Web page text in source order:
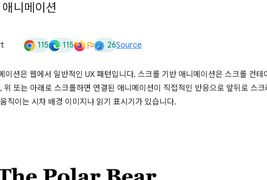
니메이션
115 115 26Source
이션은 웹에서 일반적인 UX 패턴입니다. 스크롤 기반 애니메이션은 스크롤 컨테
위 또는 아래로 스크롤하면 연결된 애니메이션이 직접적인 반응으로 앞뒤로 스
직이는 시차 배경 이미지나 읽기 표시기가 있습니다.